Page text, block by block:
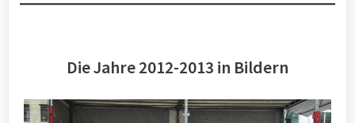
Die Jahre 2012-2013 in Bildern